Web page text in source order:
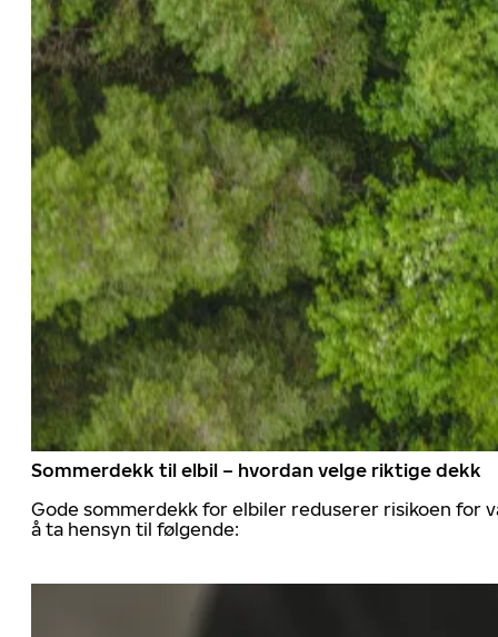
Sommerdekk til elbil – hvordan velge riktige dekk
Gode sommerdekk for elbiler reduserer risikoen for
å ta hensyn til følgende: